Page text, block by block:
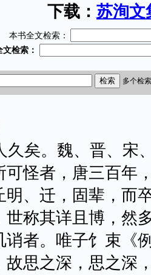
下载： 苏洵
本书全文检索：
。魏、晋、宋
可怪者，唐三百年
明、迁，固辈，而
世称其详且博，然
诮者。唯子饣束《
故思之深，思之深